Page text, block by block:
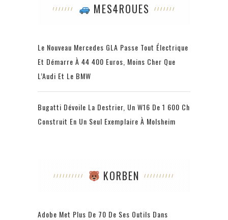
MES4ROUES
Le Nouveau Mercedes GLA Passe Tout Électrique
Et Démarre À 44 400 Euros, Moins Cher Que
L’Audi Et Le BMW
Bugatti Dévoile La Destrier, Un W16 De 1 600 Ch
Construit En Un Seul Exemplaire À Molsheim
KORBEN
Adobe Met Plus De 70 De Ses Outils Dans